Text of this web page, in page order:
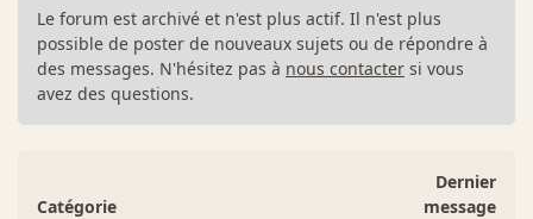
Le forum est archivé et n'est plus actif. Il n'est plus
possible de poster de nouveaux sujets ou de répondre à
des messages. N'hésitez pas à nous contacter si vous
avez des questions.
Catégorie
Dernier
message